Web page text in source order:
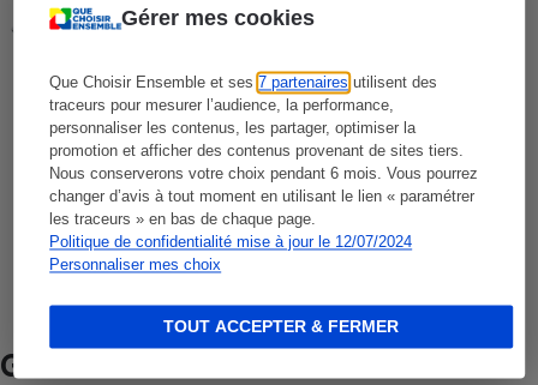
Gérer mes cookies
Que Choisir Ensemble et ses7 partenaires utilisent des
traceurs pour mesurer l’audience, la performance,
personnaliser les contenus, les partager, optimiser la
promotion et afficher des contenus provenant de sites tiers.
Nous conserverons votre choix pendant 6 mois. Vous pourrez
changer d’avis à tout moment en utilisant le lien « paramétrer
les traceurs » en bas de chaque page.
Politique de confidentialité mise à jour le 12/07/2024
Personnaliser mes choix
TOUT ACCEPTER & FERMER
Tablettes tactiles
COMPARATIF
Kits CPL
COMPARATIF
Répéteurs wi-fi
Guide d’achat